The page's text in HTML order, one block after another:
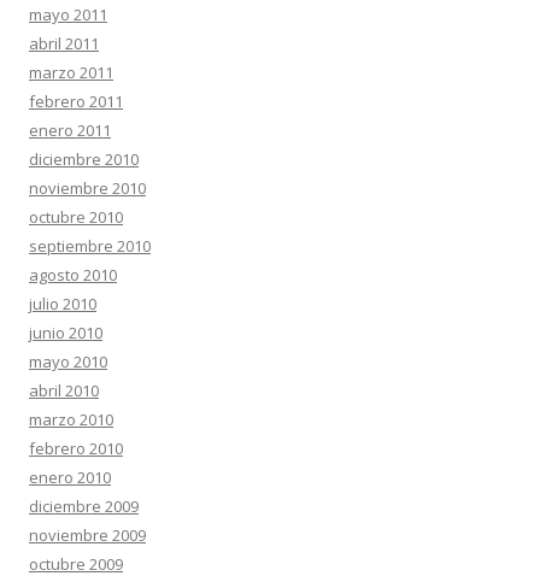
mayo 2011
abril 2011
marzo 2011
febrero 2011
enero 2011
diciembre 2010
noviembre 2010
octubre 2010
septiembre 2010
agosto 2010
julio 2010
junio 2010
mayo 2010
abril 2010
marzo 2010
febrero 2010
enero 2010
diciembre 2009
noviembre 2009
octubre 2009